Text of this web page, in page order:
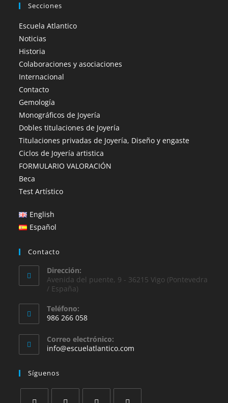
Secciones
Escuela Atlantico
Noticias
Historia
Colaboraciones y asociaciones
Internacional
Contacto
Gemología
Monográficos de Joyería
Dobles titulaciones de Joyería
Titulaciones privadas de Joyería, Diseño y engaste
Ciclos de Joyería artistica
FORMULARIO VALORACIÓN
Beca
Test Artístico
English
Español
Contacto
Dirección:
Avenida del puente, 9 - 36215 Vigo (Pontevedra
/ España)
Teléfono:
986 266 058
abre
en
Correo electrónico:
info@escuelatlantico.com
Síguenos